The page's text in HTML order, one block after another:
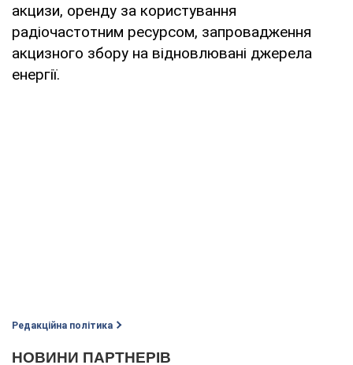
акцизи, оренду за користування
радіочастотним ресурсом, запровадження
акцизного збору на відновлювані джерела
енергії.
Редакційна політика